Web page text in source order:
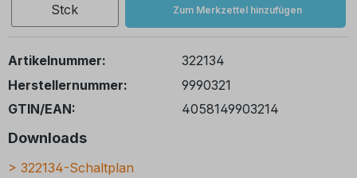
Stck Zum Merkzettel hinzufügen
Artikelnummer:
322134
Herstellernummer:
9990321
GTIN/EAN:
4058149903214
Downloads
> 322134-Schaltplan